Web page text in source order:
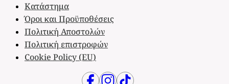
Κατάστημα
Όροι και Προϋποθέσεις
Πολιτική Αποστολών
Πολιτική επιστροφών
Cookie Policy (EU)